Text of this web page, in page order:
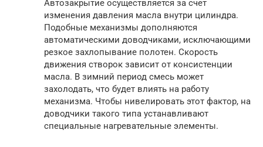
Автозакрытие осуществляется за счет
изменения давления масла внутри цилиндра.
Подобные механизмы дополняются
автоматическими доводчиками, исключающими
резкое захлопывание полотен. Скорость
движения створок зависит от консистенции
масла. В зимний период смесь может
захолодать, что будет влиять на работу
механизма. Чтобы нивелировать этот фактор, на
доводчики такого типа устанавливают
специальные нагревательные элементы.